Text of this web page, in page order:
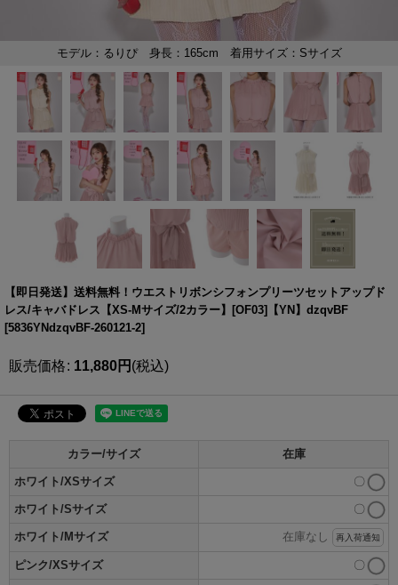
【即日発送】送料無料！ウエストリボンシフォンプリーツセットアップド
レス/キャバドレス【XS-Mサイズ/2カラー】[OF03]【YN】dzqvBF
[5836YNdzqvBF-260121-2]
販売価格: 11,880円 (税込)
カラー/サイズ 在庫
ホワイト/XSサイズ 〇
ホワイト/Sサイズ 〇
ホワイト/Mサイズ 在庫なし 再入荷通知
ピンク/XSサイズ 〇